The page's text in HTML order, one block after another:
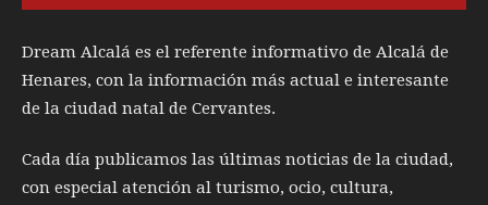
Dream Alcalá es el referente informativo de Alcalá de
Henares, con la información más actual e interesante
de la ciudad natal de Cervantes.
Cada día publicamos las últimas noticias de la ciudad,
con especial atención al turismo, ocio, cultura,